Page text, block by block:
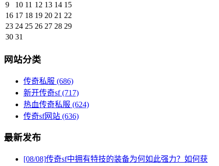
9
10 11 12 13 14 15
16 17 18 19 20 21 22
23 24 25 26 27 28 29
30 31
网站分类
传奇私服 (686)
新开传奇sf(717)
热血传奇私服 (624)
传奇sf网站 (636)
最新发布
[08/08]传奇sf中拥有特技的装备为何如此强力？如何获